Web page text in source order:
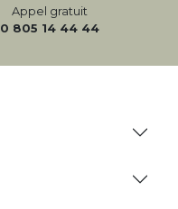
Appel gratuit
0 805 14 44 44